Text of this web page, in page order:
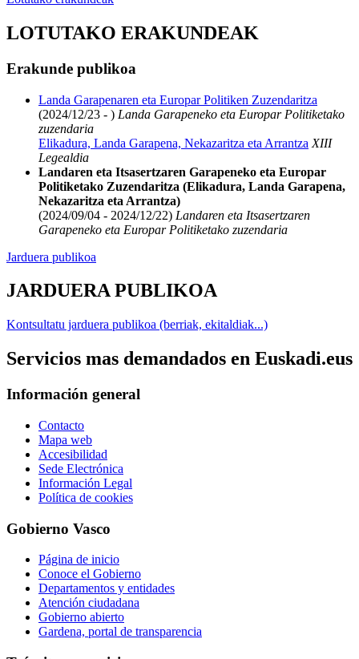
LOTUTAKO ERAKUNDEAK
Erakunde publikoa
Landa Garapenaren eta Europar Politiken Zuzendaritza
(2024/12/23 - ) Landa Garapeneko eta Europar Politiketako
zuzendaria
Elikadura, Landa Garapena, Nekazaritza eta Arrantza XIII
Legealdia
Landaren eta Itsasertzaren Garapeneko eta Europar
Politiketako Zuzendaritza (Elikadura, Landa Garapena,
Nekazaritza eta Arrantza)
(2024/09/04 - 2024/12/22) Landaren eta Itsasertzaren
Garapeneko eta Europar Politiketako zuzendaria
Jarduera publikoa
JARDUERA PUBLIKOA
Kontsultatu jarduera publikoa (berriak, ekitaldiak...)
Servicios mas demandados en Euskadi.eus
Información general
Contacto
Mapa web
Accesibilidad
Sede Electrónica
Información Legal
Política de cookies
Gobierno Vasco
Página de inicio
Conoce el Gobierno
Departamentos y entidades
Atención ciudadana
Gobierno abierto
Gardena, portal de transparencia